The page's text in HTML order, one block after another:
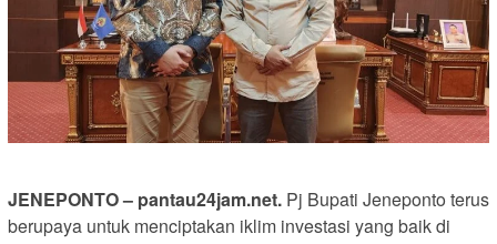
JENEPONTO – pantau24jam.net. Pj Bupati Jeneponto terus
berupaya untuk menciptakan iklim investasi yang baik di